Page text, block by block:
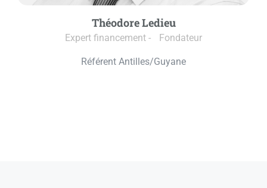
Théodore Ledieu
Expert financement - Fondateur
Référent Antilles/Guyane